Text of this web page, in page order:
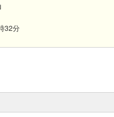
32分